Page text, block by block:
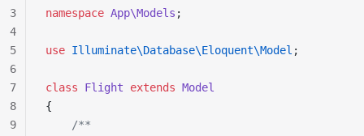
namespace App\Models ;
use Illuminate\Database\Eloquent\Model ;
class Flight extends Model
{
    /**
3
4
5
6
7
8
9